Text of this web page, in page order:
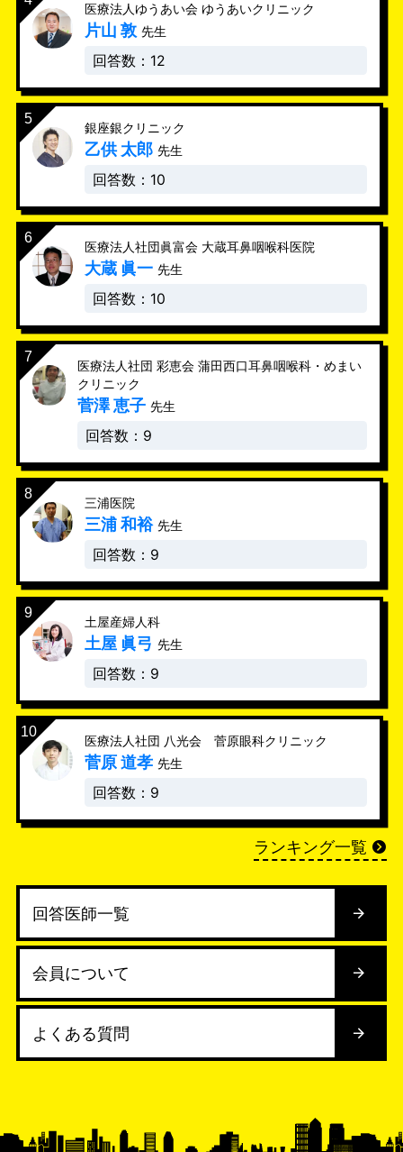
医療法人ゆうあい会 ゆうあいクリニック
片山 敦 先生
回答数：12
銀座銀クリニック
乙供 太郎 先生
回答数：10
医療法人社団眞富会 大蔵耳鼻咽喉科医院
大蔵 眞一 先生
回答数：10
医療法人社団 彩恵会 蒲田西口耳鼻咽喉科・めまい
クリニック
菅澤 恵子 先生
回答数：9
三浦医院
三浦 和裕 先生
回答数：9
土屋産婦人科
土屋 眞弓 先生
回答数：9
医療法人社団 八光会 菅原眼科クリニック
菅原 道孝 先生
回答数：9
ランキング一覧
回答医師一覧
会員について
よくある質問